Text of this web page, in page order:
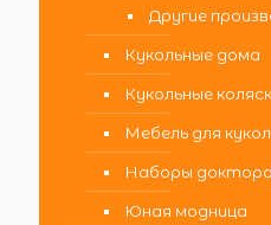
Другие
Кукольные дома
Кукольные
Мебель для кукол
Наборы доктора
Юная модница